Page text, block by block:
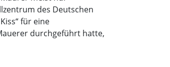
des Deutschen
für eine
durchgeführt hatte,